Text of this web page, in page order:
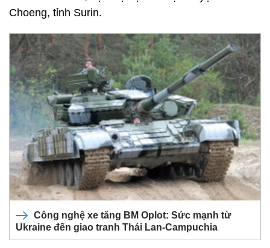
Choeng, tỉnh Surin.
Công nghệ xe tăng BM Oplot: Sức mạnh từ
Ukraine đến giao tranh Thái Lan-Campuchia